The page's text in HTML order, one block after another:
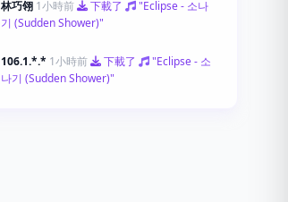
林巧翎 1小時前 下載了
"Eclipse - 소나
기 (Sudden Shower)"
106.1.*.* 1小時前 下載了
"Eclipse - 소
나기 (Sudden Shower)"